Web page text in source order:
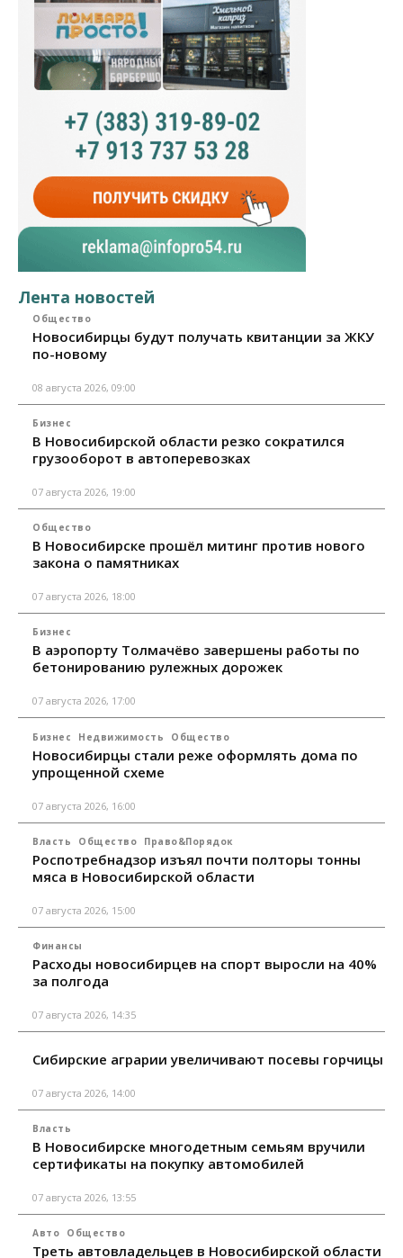
Лента новостей
Общество
Новосибирцы будут получать квитанции за ЖКУ
по-новому
08 августа 2026, 09:00
Бизнес
В Новосибирской области резко сократился
грузооборот в автоперевозках
07 августа 2026, 19:00
Общество
В Новосибирске прошёл митинг против нового
закона о памятниках
07 августа 2026, 18:00
Бизнес
В аэропорту Толмачёво завершены работы по
бетонированию рулежных дорожек
07 августа 2026, 17:00
Бизнес Недвижимость Общество
Новосибирцы стали реже оформлять дома по
упрощенной схеме
07 августа 2026, 16:00
Власть Общество Право&Порядок
Роспотребнадзор изъял почти полторы тонны
мяса в Новосибирской области
07 августа 2026, 15:00
Финансы
Расходы новосибирцев на спорт выросли на 40%
за полгода
07 августа 2026, 14:35
Сибирские аграрии увеличивают посевы горчицы
07 августа 2026, 14:00
Власть
В Новосибирске многодетным семьям вручили
сертификаты на покупку автомобилей
07 августа 2026, 13:55
Авто Общество
Треть автовладельцев в Новосибирской области